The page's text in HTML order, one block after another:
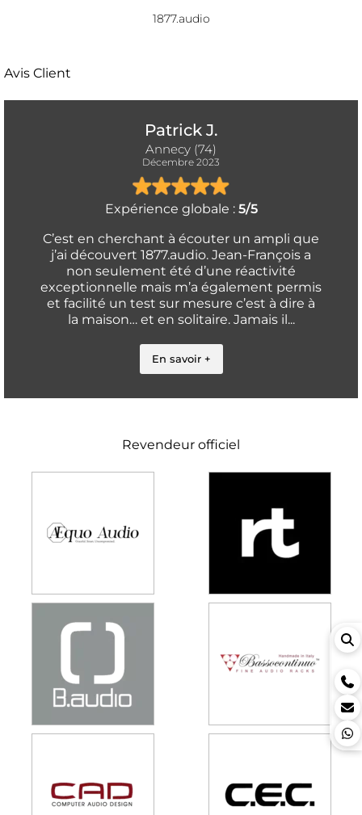
1877.audio
Avis Client
Patrick J.
Annecy (74)
Décembre 2023
Expérience globale : 5/5
C’est en cherchant à écouter un ampli que
j’ai découvert 1877.audio. Jean-François a
non seulement été d’une réactivité
exceptionnelle mais m’a également permis
et facilité un test sur mesure c’est à dire à
la maison… et en solitaire. Jamais il...
En savoir +
Revendeur officiel